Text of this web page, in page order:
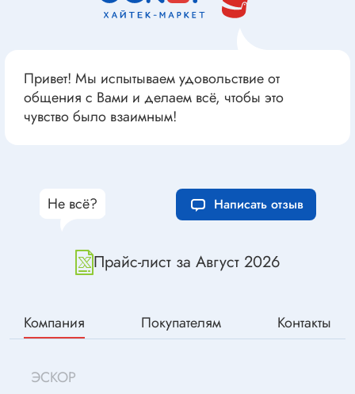
Привет! Мы испытываем удовольствие от
общения с Вами и делаем всё, чтобы это
чувство было взаимным!
Прайс-лист за Август 2026
Не всё? Написать отзыв
Компания Покупателям Контакты
ЭСКОР